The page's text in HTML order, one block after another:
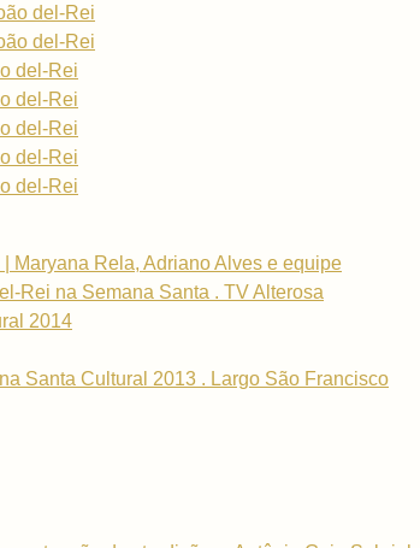
del-Rei
del-Rei
del-Rei
del-Rei
del-Rei
del-Rei
del-Rei
Maryana Rela, Adriano Alves e equipe
Rei na Semana Santa . TV Alterosa
2014
Santa Cultural 2013 . Largo São Francisco